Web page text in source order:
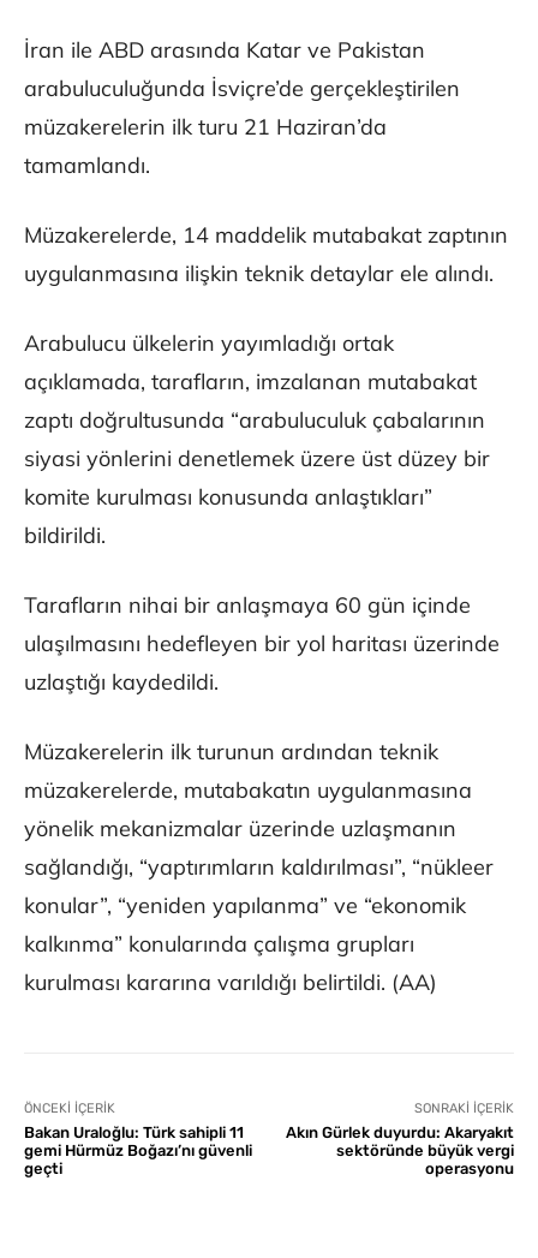
İran ile ABD arasında Katar ve Pakistan
arabuluculuğunda İsviçre’de gerçekleştirilen
müzakerelerin ilk turu 21 Haziran’da
tamamlandı.
Müzakerelerde, 14 maddelik mutabakat zaptının
uygulanmasına ilişkin teknik detaylar ele alındı.
Arabulucu ülkelerin yayımladığı ortak
açıklamada, tarafların, imzalanan mutabakat
zaptı doğrultusunda “arabuluculuk çabalarının
siyasi yönlerini denetlemek üzere üst düzey bir
komite kurulması konusunda anlaştıkları”
bildirildi.
Tarafların nihai bir anlaşmaya 60 gün içinde
ulaşılmasını hedefleyen bir yol haritası üzerinde
uzlaştığı kaydedildi.
Müzakerelerin ilk turunun ardından teknik
müzakerelerde, mutabakatın uygulanmasına
yönelik mekanizmalar üzerinde uzlaşmanın
sağlandığı, “yaptırımların kaldırılması”, “nükleer
konular”, “yeniden yapılanma” ve “ekonomik
kalkınma” konularında çalışma grupları
kurulması kararına varıldığı belirtildi. (AA)
ÖNCEKI İÇERIK
Bakan Uraloğlu: Türk sahipli 11
gemi Hürmüz Boğazı’nı güvenli
geçti
SONRAKI İÇERIK
Akın Gürlek duyurdu: Akaryakıt
sektöründe büyük vergi
operasyonu